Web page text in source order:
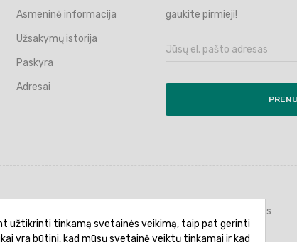
Asmeninė informacija
Užsakymų istorija
Paskyra
Adresai
gaukite pirmieji!
Prekių grąžinimas
užtikrinti tinkamą svetainės veikimą, taip pat gerinti
yra būtini, kad mūsų svetainė veiktų tinkamai ir kad